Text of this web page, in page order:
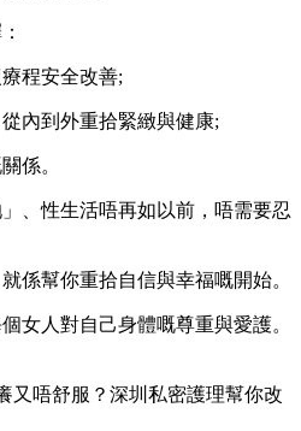
程安全改善;
內到外重拾緊緻與健康;
係。
、性生活唔再如以前，唔需要忍
係幫你重拾自信與幸福嘅開始。
女人對自己身體嘅尊重與愛護。
又唔舒服？深圳私密護理幫你改